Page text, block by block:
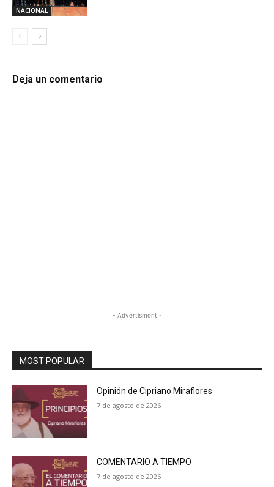
NACIONAL
Deja un comentario
- Advertisment -
MOST POPULAR
Opinión de Cipriano Miraflores
7 de agosto de 2026
COMENTARIO A TIEMPO
7 de agosto de 2026